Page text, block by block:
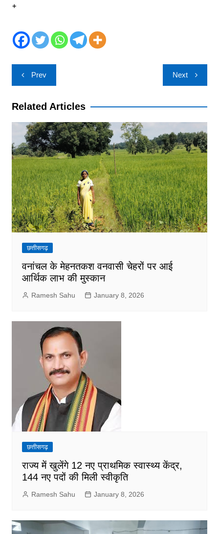
+
Post
navigation
Prev Next
Related Articles
छत्तीसगढ़
वनांचल के मेहनतकश वनवासी चेहरों पर आई
आर्थिक लाभ की मुस्कान
Ramesh Sahu January 8, 2026
छत्तीसगढ़
राज्य में खुलेंगे 12 नए प्राथमिक स्वास्थ्य केंद्र,
144 नए पदों की मिली स्वीकृति
Ramesh Sahu January 8, 2026